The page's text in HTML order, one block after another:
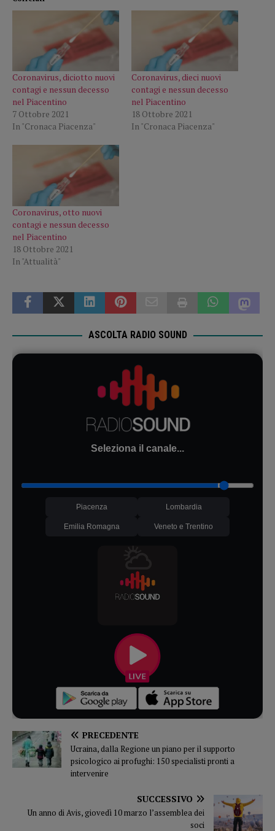
Coronavirus, diciotto nuovi
contagi e nessun decesso
nel Piacentino
7 Ottobre 2021
In "Cronaca Piacenza"
Coronavirus, dieci nuovi
contagi e nessun decesso
nel Piacentino
18 Ottobre 2021
In "Cronaca Piacenza"
Coronavirus, otto nuovi
contagi e nessun decesso
nel Piacentino
18 Ottobre 2021
In "Attualità"
ASCOLTA RADIO SOUND
Seleziona il canale...
Piacenza Lombardia
Emilia Romagna Veneto e Trentino
PRECEDENTE
Ucraina, dalla Regione un piano per il supporto
psicologico ai profughi: 150 specialisti pronti a
intervenire
SUCCESSIVO
Un anno di Avis, giovedì 10 marzo l’assemblea dei
soci